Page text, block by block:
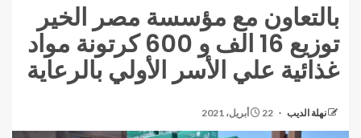
بالتعاون مع مؤسسة مصر الخير
توزيع 16 الف و 600 كرتونة مواد
غذائية علي الأسر الأولي بالرعاية
نهلة الديب 22 أبريل، 2021